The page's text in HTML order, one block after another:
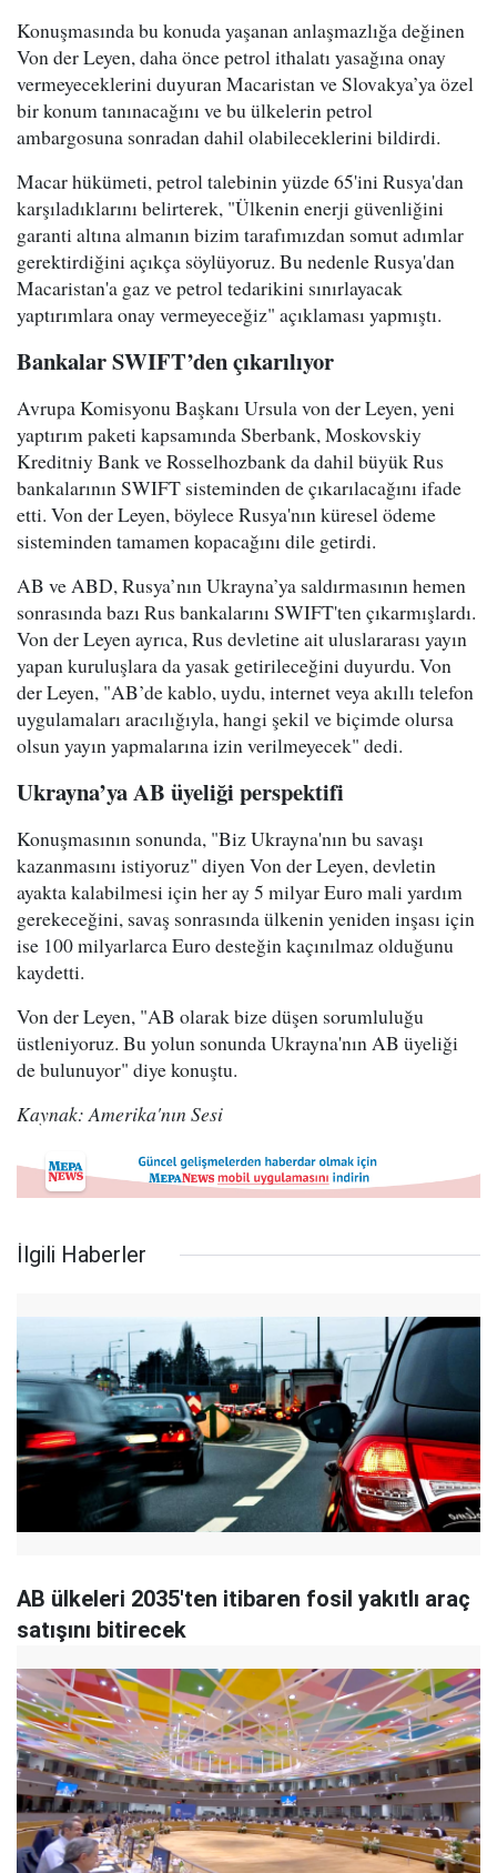
Konuşmasında bu konuda yaşanan anlaşmazlığa değinen
Von der Leyen, daha önce petrol ithalatı yasağına onay
vermeyeceklerini duyuran Macaristan ve Slovakya’ya özel
bir konum tanınacağını ve bu ülkelerin petrol
ambargosuna sonradan dahil olabileceklerini bildirdi.
Macar hükümeti, petrol talebinin yüzde 65'ini Rusya'dan
karşıladıklarını belirterek, "Ülkenin enerji güvenliğini
garanti altına almanın bizim tarafımızdan somut adımlar
gerektirdiğini açıkça söylüyoruz. Bu nedenle Rusya'dan
Macaristan'a gaz ve petrol tedarikini sınırlayacak
yaptırımlara onay vermeyeceğiz" açıklaması yapmıştı.
Bankalar SWIFT’den çıkarılıyor
Avrupa Komisyonu Başkanı Ursula von der Leyen, yeni
yaptırım paketi kapsamında Sberbank, Moskovskiy
Kreditniy Bank ve Rosselhozbank da dahil büyük Rus
bankalarının SWIFT sisteminden de çıkarılacağını ifade
etti. Von der Leyen, böylece Rusya'nın küresel ödeme
sisteminden tamamen kopacağını dile getirdi.
AB ve ABD, Rusya’nın Ukrayna’ya saldırmasının hemen
sonrasında bazı Rus bankalarını SWIFT'ten çıkarmışlardı.
Von der Leyen ayrıca, Rus devletine ait uluslararası yayın
yapan kuruluşlara da yasak getirileceğini duyurdu. Von
der Leyen, "AB’de kablo, uydu, internet veya akıllı telefon
uygulamaları aracılığıyla, hangi şekil ve biçimde olursa
olsun yayın yapmalarına izin verilmeyecek" dedi.
Ukrayna’ya AB üyeliği perspektifi
Konuşmasının sonunda, "Biz Ukrayna'nın bu savaşı
kazanmasını istiyoruz" diyen Von der Leyen, devletin
ayakta kalabilmesi için her ay 5 milyar Euro mali yardım
gerekeceğini, savaş sonrasında ülkenin yeniden inşası için
ise 100 milyarlarca Euro desteğin kaçınılmaz olduğunu
kaydetti.
Von der Leyen, "AB olarak bize düşen sorumluluğu
üstleniyoruz. Bu yolun sonunda Ukrayna'nın AB üyeliği
de bulunuyor" diye konuştu.
Kaynak: Amerika'nın Sesi
İlgili Haberler
AB ülkeleri 2035'ten itibaren fosil yakıtlı araç
satışını bitirecek